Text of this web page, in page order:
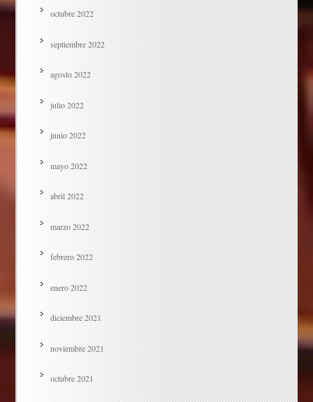
octubre 2022
septiembre 2022
agosto 2022
julio 2022
junio 2022
mayo 2022
abril 2022
marzo 2022
febrero 2022
enero 2022
diciembre 2021
noviembre 2021
octubre 2021